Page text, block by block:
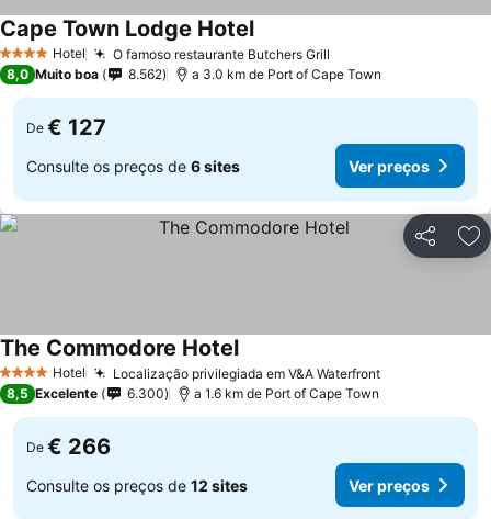
4 EstrelasHotel O famoso restaurante Butchers Grill
Cape Town Lodge Hotel
8,0 Muito boa 8.562 a 3.0 km de Port of Cape Town
De € 127
Consulte os preços de 6 sites Ver preços
Partilhar
4 EstrelasHotel Localização privilegiada em V&A Waterfront
The Commodore Hotel
8,5 Excelente 6.300 a 1.6 km de Port of Cape Town
De € 266
Consulte os preços de 12 sites Ver preços